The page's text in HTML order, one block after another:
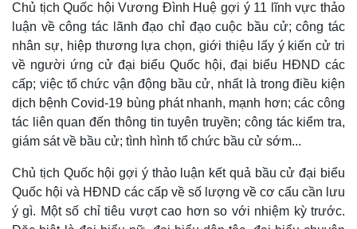
Thế giới
Quan sát
Cuộc sống đó đây
Multimedia
Video
Ảnh
Infographic
Chủ tịch Quốc hội Vương Đình Huệ gợi ý 11 lĩnh vực thảo
luận về công tác lãnh đạo chỉ đạo cuộc bầu cử; công tác
nhân sự, hiệp thương lựa chọn, giới thiệu lấy ý kiến cử tri
về người ứng cử đại biểu Quốc hội, đại biểu HĐND các
cấp; việc tổ chức vận động bầu cử, nhất là trong điều kiện
dịch bệnh Covid-19 bùng phát nhanh, mạnh hơn; các công
tác liên quan đến thông tin tuyên truyền; công tác kiểm tra,
giám sát về bầu cử; tình hình tổ chức bầu cử sớm...
Chủ tịch Quốc hội gợi ý thảo luận kết quả bầu cử đại biểu
Quốc hội và HĐND các cấp về số lượng về cơ cấu cần lưu
ý gì. Một số chỉ tiêu vượt cao hơn so với nhiệm kỳ trước.